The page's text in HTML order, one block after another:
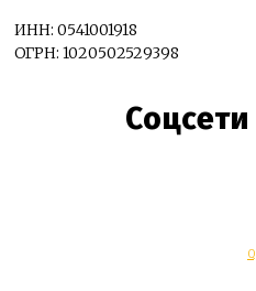
ИНН: 0541001918
ОГРН: 1020502529398
Соцсети